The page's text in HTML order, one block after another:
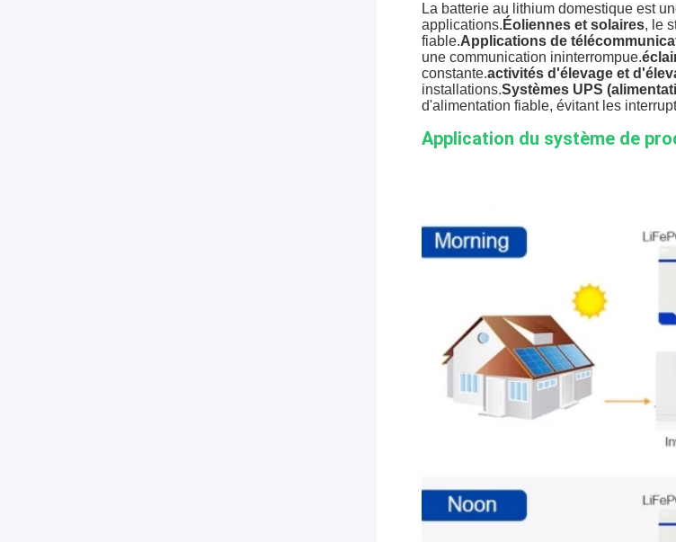
La batterie au lithium domestique est
applications. Éoliennes et solaires, le
fiable.Applications de
une communication ininterrompue.
constante.activités d'élevage et
installations.Systèmes UPS
d'alimentation fiable, évitant les
Application du système de